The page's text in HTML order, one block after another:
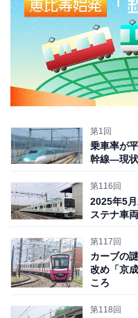
第1回
乗車率が
幹線―現
第116回
2025年5
ステナ車
第117回
カーブの
改め「京
ころ
第118回